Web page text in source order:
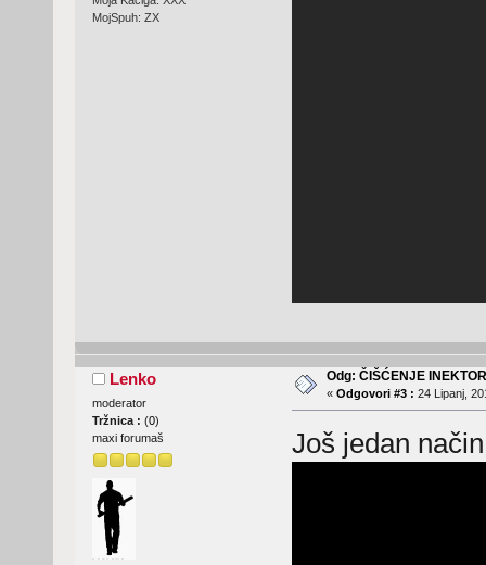
MojSpuh: ZX
Lenko
moderator
Tržnica : (0)
maxi forumaš
Odg: ČIŠĆENJE
« Odgovori #3 : 24 Lipanj,
Još jedan